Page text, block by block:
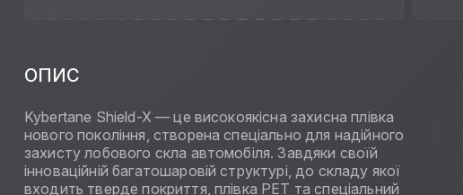
ОПИС
Kybertane Shield-X — це високоякісна захисна плівка
нового покоління, створена спеціально для надійного
захисту лобового скла автомобіля. Завдяки своїй
інноваційній багатошаровій структурі, до складу якої
входить тверде покриття, плівка PET та спеціальний